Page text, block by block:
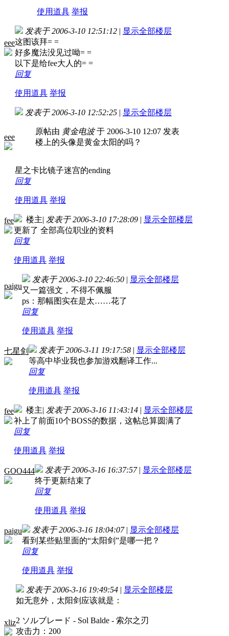
使用道具 举报
eee
发表于 2006-3-10 12:51:12 | 显示全部楼层
这图该拜= =
好多魔法没见过呦= =
以下是给fee大人的= =
回复
使用道具 举报
eee
发表于 2006-3-10 12:52:25 | 显示全部楼层
原帖由 黄金电波于 2006-3-10 12:07 发表
楼上的头像是黄金太阳的吗？
星之卡比镜子迷宫的ending
回复
使用道具 举报
fee 楼主| 发表于 2006-3-10 17:28:09 | 显示全部楼层
更新了 全部高位职业的资料
回复
使用道具 举报
paigu
发表于 2006-3-10 22:46:50 | 显示全部楼层
又一篇强文，不得不佩服
ps：那幅图实在是太……花了
回复
使用道具 举报
七星剑 发表于 2006-3-11 19:17:58 | 显示全部楼层
等高中毕业我也参加游戏翻译工作...
回复
使用道具 举报
fee 楼主| 发表于 2006-3-16 11:43:14 | 显示全部楼层
补上了前面10个BOSS的数据，这帖总算圆满了
回复
使用道具 举报
GOO444 发表于 2006-3-16 16:37:57 | 显示全部楼层
终于更新结束了
回复
使用道具 举报
paigu 发表于 2006-3-16 18:04:07 | 显示全部楼层
看到某些贴里面的“太阳剑”是哪一把？
回复
使用道具 举报
xliz
发表于 2006-3-16 19:49:54 | 显示全部楼层
如无意外，太阳剑应该就是：
2 ソルブレード - Sol Balde - 索尔之刃
攻击力：200